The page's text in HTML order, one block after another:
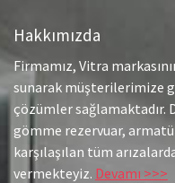
Hakkımızda
Firmamız, Vitra
sunarak müşterilerimize
çözümler
gömme rezervuar,
karşılaşılan tüm
vermekteyiz. Devamı >>>